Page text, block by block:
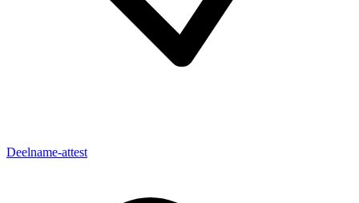
Deelname-attest